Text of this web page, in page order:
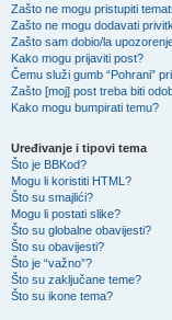
Zašto ne mogu pristupiti
Zašto ne mogu dodavati
Zašto sam dobio/la
Kako mogu prijaviti post?
Čemu služi gumb “Pohrani”
Zašto [moj] post treba biti
Kako mogu bumpirati temu?
Uređivanje i tipovi tema
Što je BBKod?
Mogu li koristiti HTML?
Što su smajlići?
Mogu li postati slike?
Što su globalne obavijesti?
Što su obavijesti?
Što je “važno”?
Što su zaključane teme?
Što su ikone tema?